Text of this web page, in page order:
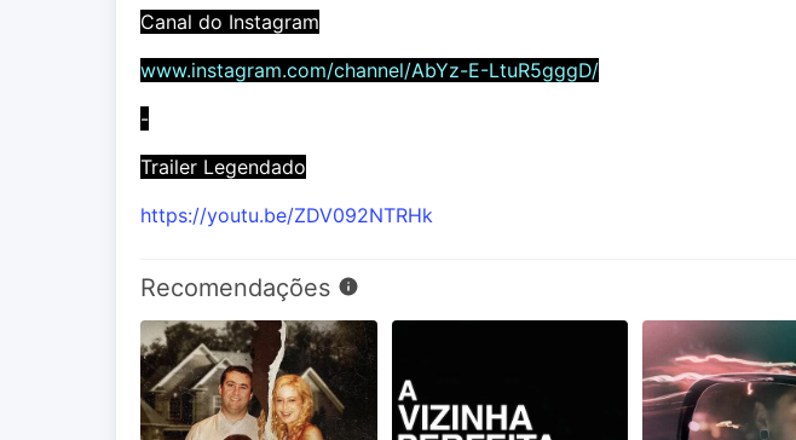
Canal do Instagram
www.instagram.com/channel/AbYz-E-LtuR5gggD/
-
Trailer Legendado
https://youtu.be/ZDV092NTRHk
Recomendações